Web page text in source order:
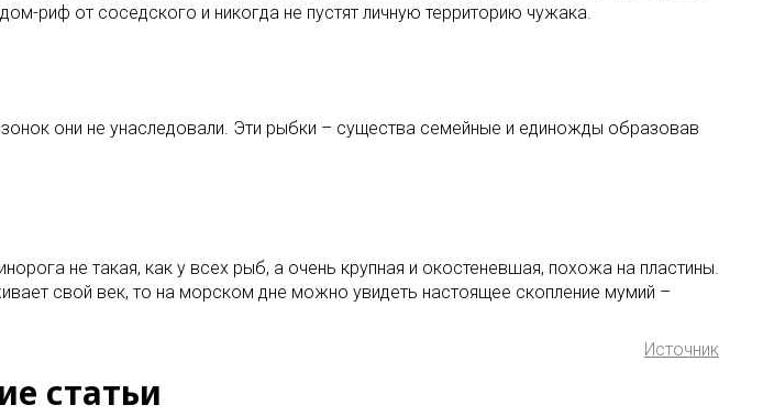
риф от соседского и никогда не пустят личную территорию чужака.
они не унаследовали. Эти рыбки – существа семейные и единожды образовав
не такая, как у всех рыб, а очень крупная и окостеневшая, похожа на пластины.
свой век, то на морском дне можно увидеть настоящее скопление мумий –
Источник
статьи